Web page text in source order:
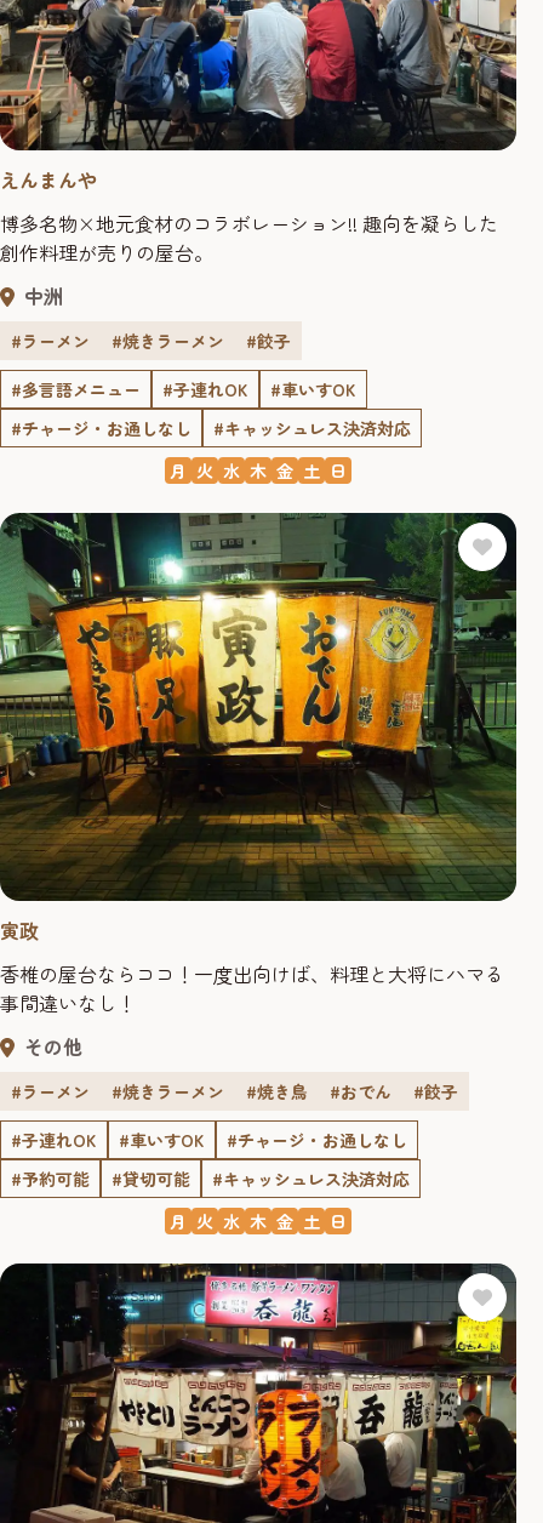
えんまんや
博多名物×地元食材のコラボレーション!! 趣向を凝らした
創作料理が売りの屋台。
中洲
#ラーメン #焼きラーメン
#餃子
#多言語メニュー
#子連れOK
#車いすOK
#チャージ・お通しなし
#キャッシュレス決済対応
月 火 水 木 金 土 日
寅政
香椎の屋台ならココ！一度出向けば、料理と大将にハマる
事間違いなし！
その他
#ラーメン #焼きラーメン #焼き鳥 #おでん
#餃子
#子連れOK
#車いすOK
#チャージ・お通しなし
#予約可能
#貸切可能
#キャッシュレス決済対応
月 火 水 木 金 土 日